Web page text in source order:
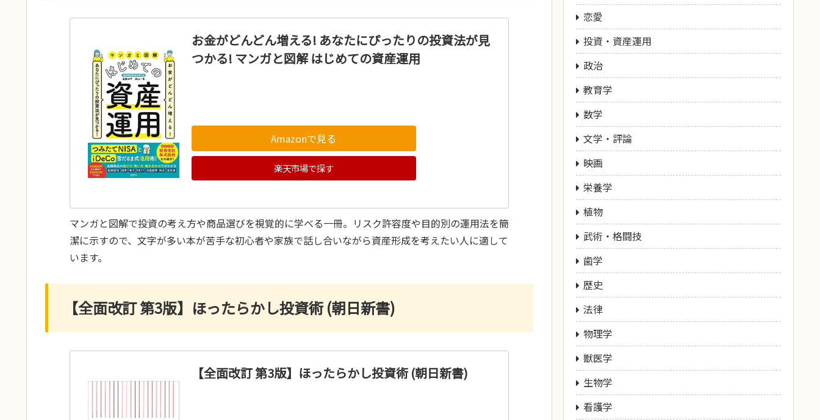
お金がどんどん増える! あなたにぴったりの投資法が見
つかる! マンガと図解 はじめての資産運用
Amazonで見る
楽天市場で探す
マンガと図解で投資の考え方や商品選びを視覚的に学べる一冊。リスク許容度や目的別の運用法を簡
潔に示すので、文字が多い本が苦手な初心者や家族で話し合いながら資産形成を考えたい人に適して
います。
【全面改訂 第3版】ほったらかし投資術 (朝日新書)
【全面改訂 第3版】ほったらかし投資術 (朝日新書)
恋愛
投資・資産運用
政治
教育学
数学
文学・評論
映画
栄養学
植物
武術・格闘技
歯学
歴史
法律
物理学
獣医学
生物学
看護学